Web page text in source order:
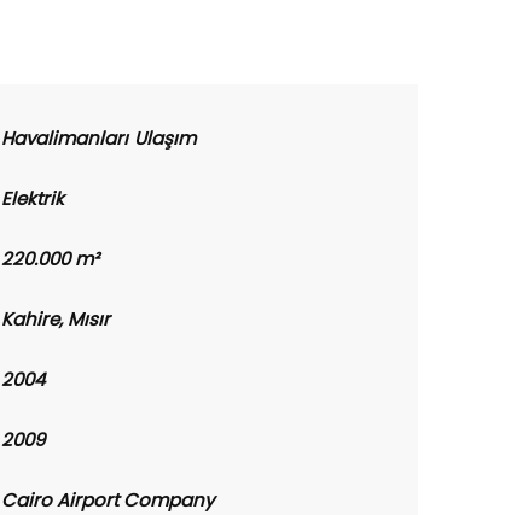
Havalimanları Ulaşım
Elektrik
220.000 m²
Kahire, Mısır
2004
2009
Cairo Airport Company